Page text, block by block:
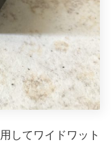
してワイドワット